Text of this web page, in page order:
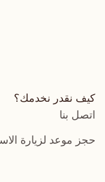
كيف نقدر نخدمك؟
اتصل بنا
حجز موعد لزيارة